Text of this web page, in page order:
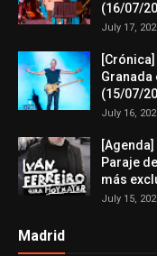
(16/07/
July 17,
Granada
(15/07/
July 16,
Paraje
más
July 15,
Madrid